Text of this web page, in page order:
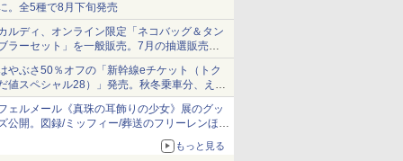
。全5種で8月下旬発売
ルディ、オンライン限定「ネコバッグ＆タン
ラーセット」を一般販売。7月の抽選販売の
選無効分
やぶさ50％オフの「新幹線eチケット（トク
値スペシャル28）」発売。秋冬乗車分、えき
っと限定
ェルメール《真珠の耳飾りの少女》展のグッ
公開。図録/ミッフィー/葬送のフリーレンほ
もっと見る